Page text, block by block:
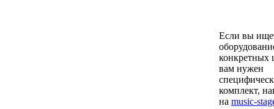
Если вы
конкретных
вам нужен
комплект,
на music-